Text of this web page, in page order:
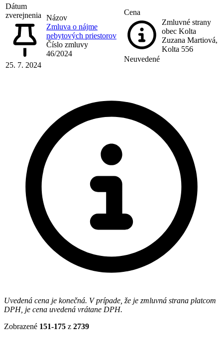
Dátum
zverejnenia
25. 7. 2024
Názov
Zmluva o nájme
nebytových priestorov
Číslo zmluvy
46/2024
Cena
Neuvedené
Zmluvné strany
obec Kolta
Zuzana Martiová,
Kolta 556
Uvedená cena je konečná. V prípade, že je zmluvná strana platcom
DPH, je cena uvedená vrátane DPH.
Zobrazené 151-175 z 2739